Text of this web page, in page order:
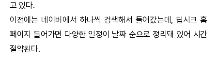
고 있다.
이전에는 네이버에서 하나씩 검색해서 들어갔는데, 딥시크 홈
페이지 들어가면 다양한 일정이 날짜 순으로 정리돼 있어 시간
절약된다.